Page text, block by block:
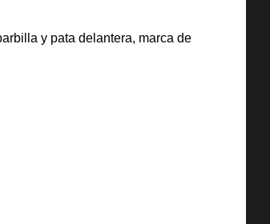
y pata delantera, marca de